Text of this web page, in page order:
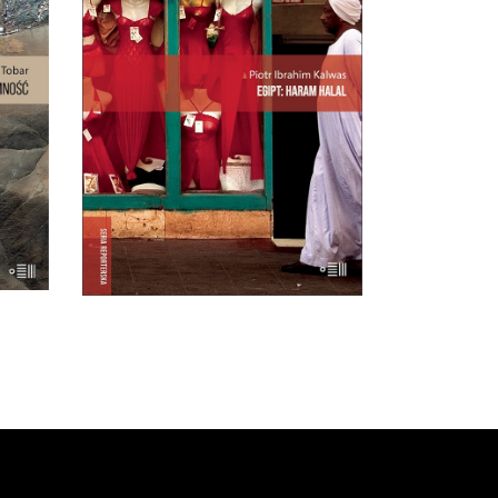
To
i
E-BOOK DO
KOSZYKA
„Haram” – to zakaz, „halal” –
przyzwolenie. I tak niektóre
lakiery do paznokci są dla
muzułmanek halal, niektóre
haram, ale ciężko się w tym
zorientować nawet Egipcjanom.